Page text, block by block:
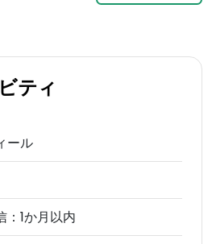
ティ
ール
：1か月以内